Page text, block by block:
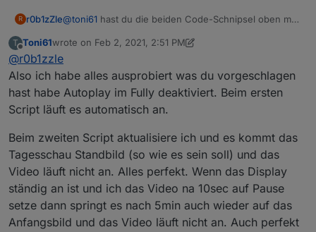
R r0b1zZle@toni61 hast du die beiden Code-Schnipsel oben mal
ist?
T
Offline
Toni61wrote on Feb 2, 2021, 2:51 PM
last edited by Toni61 Feb 2, 2021, 4:47 PM
@r0b1zzle
Also ich habe alles ausprobiert was du vorgeschlagen
hast habe Autoplay im Fully deaktiviert. Beim ersten
Script läuft es automatisch an.
Beim zweiten Script aktualisiere ich und es kommt das
Tagesschau Standbild (so wie es sein soll) und das
Video läuft nicht an. Alles perfekt. Wenn das Display
ständig an ist und ich das Video na 10sec auf Pause
setze dann springt es nach 5min auch wieder auf das
Anfangsbild und das Video läuft nicht an. Auch perfekt